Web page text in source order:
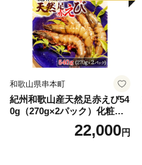
和歌山県串本町
紀州和歌山産天然足赤えび54
0g（270g×2パック）化粧箱
入 ※2026年12月上旬〜2027
年2月上旬頃順次発送予定
22,000円